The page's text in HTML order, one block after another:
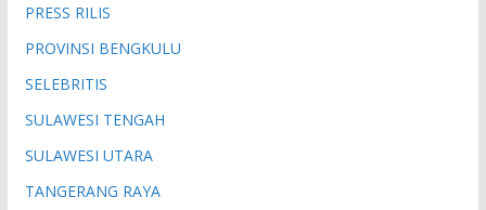
PRESS RILIS
PROVINSI BENGKULU
SELEBRITIS
SULAWESI TENGAH
SULAWESI UTARA
TANGERANG RAYA